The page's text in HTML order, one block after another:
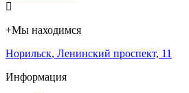
+Мы находимся
Норильск, Ленинский проспект, 11
Информация